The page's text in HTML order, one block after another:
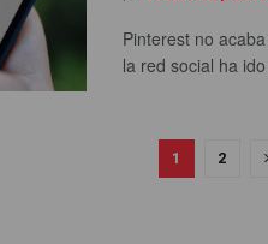
Pinterest no
la red social ha
1 2